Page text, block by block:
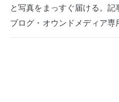
と写真をまっすぐ届ける。
ブログ・オウンドメディア専